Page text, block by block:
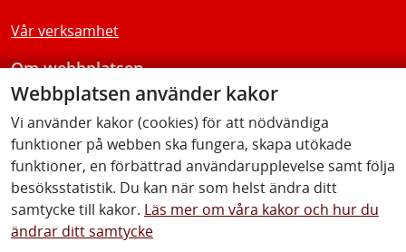
Webbplatsen använder kakor
Vi använder kakor (cookies) för att nödvändiga
funktioner på webben ska fungera, skapa utökade
funktioner, en förbättrad användarupplevelse samt följa
besöksstatistik. Du kan när som helst ändra ditt
samtycke till kakor. Läs mer om våra kakor och hur du
ändrar ditt samtycke
Vår verksamhet
Om webbplatsen
Tillgänglighetsredogörelse
Följ oss
Facebook Youtube